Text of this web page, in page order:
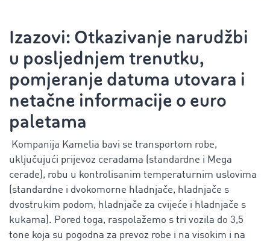
Izazovi: Otkazivanje narudžbi
u posljednjem trenutku,
pomjeranje datuma utovara i
netačne informacije o euro
paletama
Kompanija Kamelia bavi se transportom robe,
uključujući prijevoz ceradama (standardne i Mega
cerade), robu u kontrolisanim temperaturnim uslovima
(standardne i dvokomorne hladnjače, hladnjače s
dvostrukim podom, hladnjače za cvijeće i hladnjače s
kukama). Pored toga, raspolažemo s tri vozila do 3,5
tone koja su pogodna za prevoz robe i na visokim i na